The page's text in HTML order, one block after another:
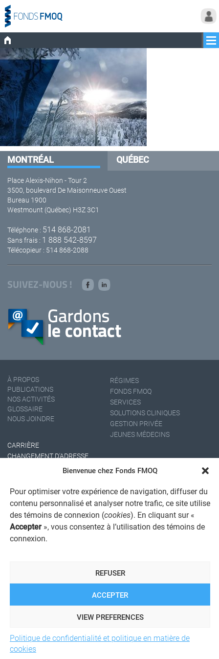
Bienvenue chez Fonds FMOQ
Pour optimiser votre expérience de navigation, diffuser du
contenu personnalisé et analyser notre trafic, ce site utilise
des témoins de connexion (cookies). En cliquant sur «
Accepter », vous consentez à l’utilisation des témoins de
connexion.
ACCEPTER
REFUSER
VIEW PREFERENCES
Politique de confidentialité et politique en matière de
cookies
MONTRÉAL QUÉBEC
Place Alexis-Nihon - Tour 2
3500, boulevard De Maisonneuve Ouest
Bureau 1900
Westmount (Québec) H3Z 3C1
Téléphone : 514 868-2081
Sans frais : 1 888 542-8597
Télécopieur : 514 868-2088
SUIVEZ-NOUS !
À PROPOS
PUBLICATIONS
NOS ACTIVITÉS
GLOSSAIRE
NOUS JOINDRE
RÉGIMES
FONDS FMOQ
SERVICES
SOLUTIONS CLINIQUES
GESTION PRIVÉE
JEUNES MÉDECINS
CARRIÈRE
CHANGEMENT D'ADRESSE
AVIS JURIDIQUE GÉNÉRAL
POLITIQUE DE TRAITEMENT DES PLAINTES
REGISTRE DES CONFLITS D'INTÉRÊTS
© 2026 Société de services financiers Fonds FMOQ inc.
droits réservés.